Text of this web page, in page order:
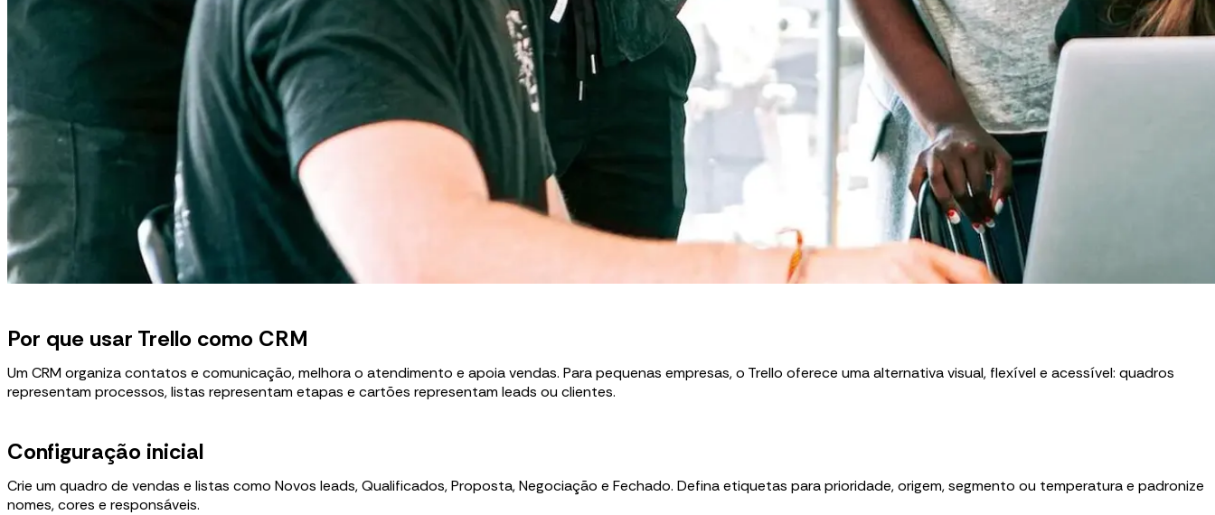
Por que usar Trello como CRM
Um CRM organiza contatos e comunicação, melhora o atendimento e apoia vendas. Para pequenas empresas, o Trello oferece uma alternativa visual, flexível e acessível: quadros
representam processos, listas representam etapas e cartões representam leads ou clientes.
Configuração inicial
Crie um quadro de vendas e listas como Novos leads, Qualificados, Proposta, Negociação e Fechado. Defina etiquetas para prioridade, origem, segmento ou temperatura e padronize
nomes, cores e responsáveis.